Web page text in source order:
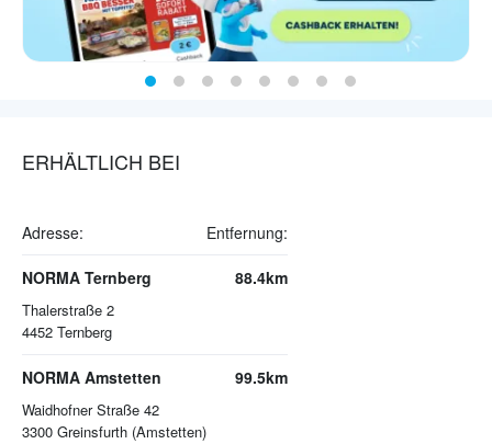
ERHÄLTLICH BEI
Adresse: Entfernung:
NORMA Ternberg
Thalerstraße 2
4452 Ternberg
88.4km
NORMA Amstetten
Waidhofner Straße 42
3300 Greinsfurth (Amstetten)
99.5km